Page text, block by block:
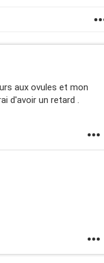
aux ovules et mon
d'avoir un retard .